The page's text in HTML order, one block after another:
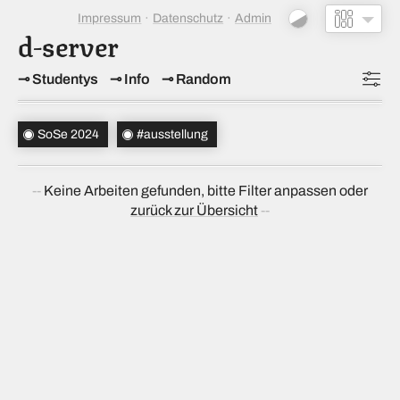
d-server
Studentys Info Random
Impressum Datenschutz Admin
Topics
Bachelorsemester
SoSe 2024 #ausstellung
Keine Arbeiten gefunden, bitte Filter anpassen oder
zurück zur Übersicht